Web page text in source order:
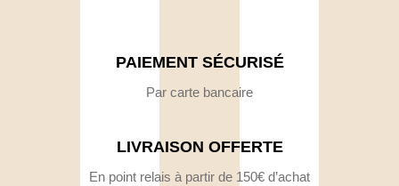
PAIEMENT SÉCURISÉ
Par carte bancaire
LIVRAISON OFFERTE
En point relais à partir de 150€ d’achat